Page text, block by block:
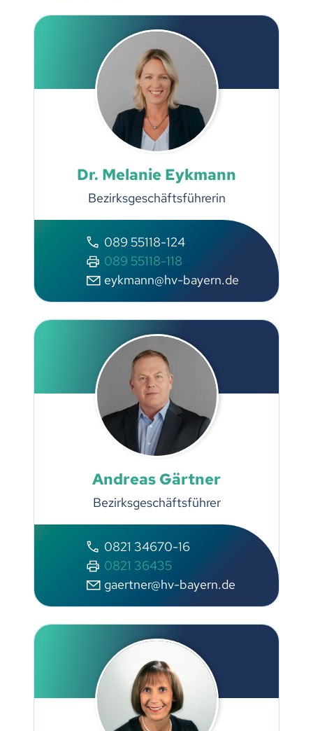
Dr. Melanie Eykmann
Bezirksgeschäftsführerin
089 55118-124
089 55118-118
eykmann@hv-bayern.de
Andreas Gärtner
Bezirksgeschäftsführer
0821 34670-16
0821 36435
gaertner@hv-bayern.de